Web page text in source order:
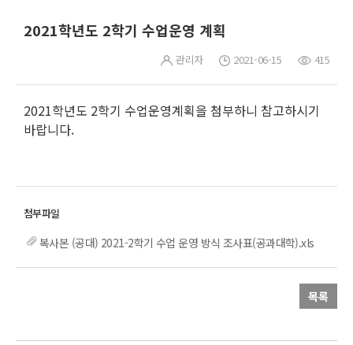
2021학년도 2학기 수업운영 계획
관리자 2021-06-15 415
2021학년도 2학기 수업운영계획을 첨부하니 참고하시기
바랍니다.
복사본 (공대) 2021-2학기 수업 운영 방식 조사표(공과대학).xls
목록